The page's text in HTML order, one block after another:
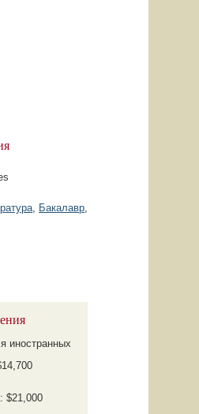
, Бакалавр,
иностранных
$21,000